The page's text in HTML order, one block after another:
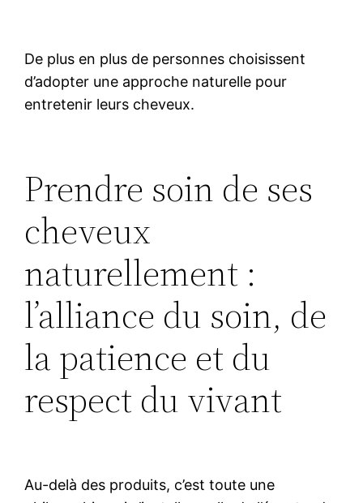
De plus en plus de personnes choisissent
d’adopter une approche naturelle pour
entretenir leurs cheveux.
Prendre soin de ses
cheveux
naturellement :
l’alliance du soin, de
la patience et du
respect du vivant
Au-delà des produits, c’est toute une